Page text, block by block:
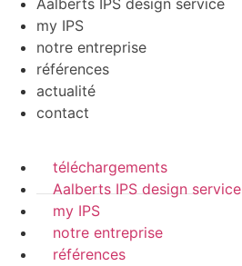
Aalberts IPS design service
my IPS
notre entreprise
références
actualité
contact
téléchargements
Aalberts IPS design service
my IPS
notre entreprise
références